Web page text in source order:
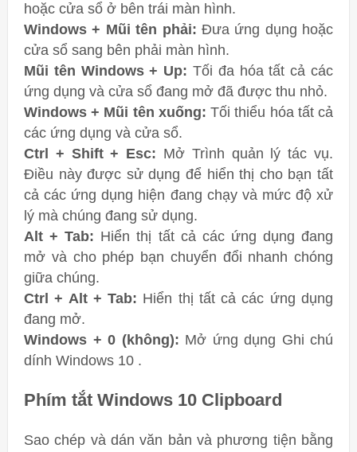
hoặc cửa sổ ở bên trái màn hình.
Windows + Mũi tên phải: Đưa ứng dụng hoặc
cửa sổ sang bên phải màn hình.
Mũi tên Windows + Up: Tối đa hóa tất cả các
ứng dụng và cửa sổ đang mở đã được thu nhỏ.
Windows + Mũi tên xuống: Tối thiểu hóa tất cả
các ứng dụng và cửa sổ.
Ctrl + Shift + Esc: Mở Trình quản lý tác vụ.
Điều này được sử dụng để hiển thị cho bạn tất
cả các ứng dụng hiện đang chạy và mức độ xử
lý mà chúng đang sử dụng.
Alt + Tab: Hiển thị tất cả các ứng dụng đang
mở và cho phép bạn chuyển đổi nhanh chóng
giữa chúng.
Ctrl + Alt + Tab: Hiển thị tất cả các ứng dụng
đang mở.
Windows + 0 (không): Mở ứng dụng Ghi chú
dính Windows 10 .
Phím tắt Windows 10 Clipboard
Sao chép và dán văn bản và phương tiện bằng